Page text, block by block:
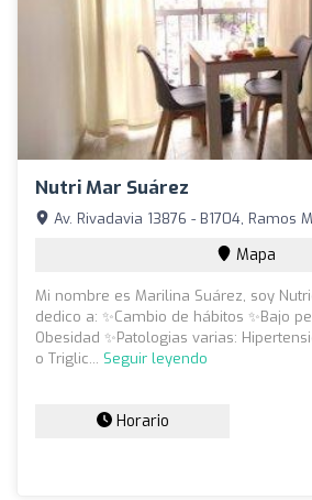
Nutri Mar Suárez ️
Av. Rivadavia 13876 - B1704, Ramos
Mapa
Mi nombre es Marilina Suárez, soy
dedico a: ✨️Cambio de hábitos ✨️Bajo
Obesidad ✨️Patologias varias:
o Triglic... Seguir leyendo
Horario